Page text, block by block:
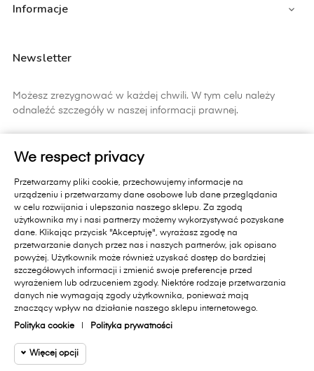
Informacje 
Newsletter
Możesz zrezygnować w każdej chwili. W tym celu należy
odnaleźć szczegóły w naszej informacji prawnej.
otrzymywanie informacji handlowych od Primavera Furniture Sp. z
o.o. 11-010 Barczewo, Dąbrówka Mała 18 A.. Pamiętaj, zgoda jest
dobrowolna i masz prawo cofnąć zgodę w każdym czasie oraz
prawo dostępu do danych, sprostowania, usunięcia lub
ograniczenia przetwarzania, prawo wniesienia skargi do organu
nadzorczego lub przeniesienia danych. Administratorem Państwa
danych jest Primavera Furniture Sp. z o.o. 11-010 Barczewo,
Dąbrówka Mała 18A.. Administrator przetwarza dane zgodnie z
Polityką Prywatności sklepu internetowego[dostępną na stronie]
polityką ochrony danych w Primavera Furniture Sp. z o.o.
[dostępną na stronie].
We respect privacy
Przetwarzamy pliki cookie, przechowujemy informacje na
urządzeniu i przetwarzamy dane osobowe lub dane przeglądania
w celu rozwijania i ulepszania naszego sklepu. Za zgodą
użytkownika my i nasi partnerzy możemy wykorzystywać pozyskane
dane. Klikając przycisk "Akceptuję", wyrażasz zgodę na
przetwarzanie danych przez nas i naszych partnerów, jak opisano
powyżej. Użytkownik może również uzyskać dostęp do bardziej
szczegółowych informacji i zmienić swoje preferencje przed
wyrażeniem lub odrzuceniem zgody. Niektóre rodzaje przetwarzania
danych nie wymagają zgody użytkownika, ponieważ mają
znaczący wpływ na działanie naszego sklepu internetowego.
Polityka cookie Polityka prywatności
Więcej opcji